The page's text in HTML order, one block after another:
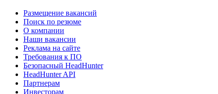
Размещение вакансий
Поиск по резюме
О компании
Наши вакансии
Реклама на сайте
Требования к ПО
Безопасный HeadHunter
HeadHunter API
Партнерам
Инвесторам